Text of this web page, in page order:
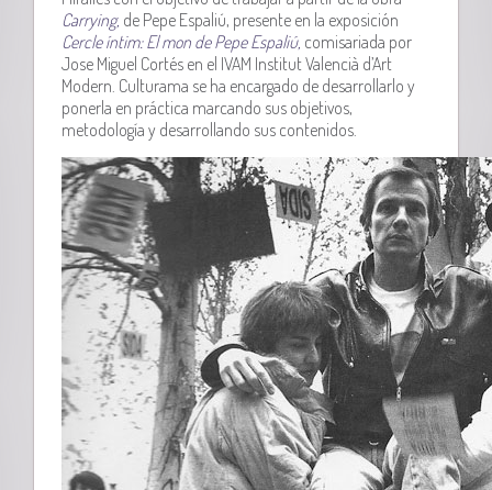
Carrying, de Pepe Espaliú, presente en la exposición
Cercle íntim: El mon de Pepe Espaliú, comisariada por
Jose Miguel Cortés en el IVAM Institut Valencià d’Art
Modern. Culturama se ha encargado de desarrollarlo y
ponerla en práctica marcando sus objetivos,
metodología y desarrollando sus contenidos.